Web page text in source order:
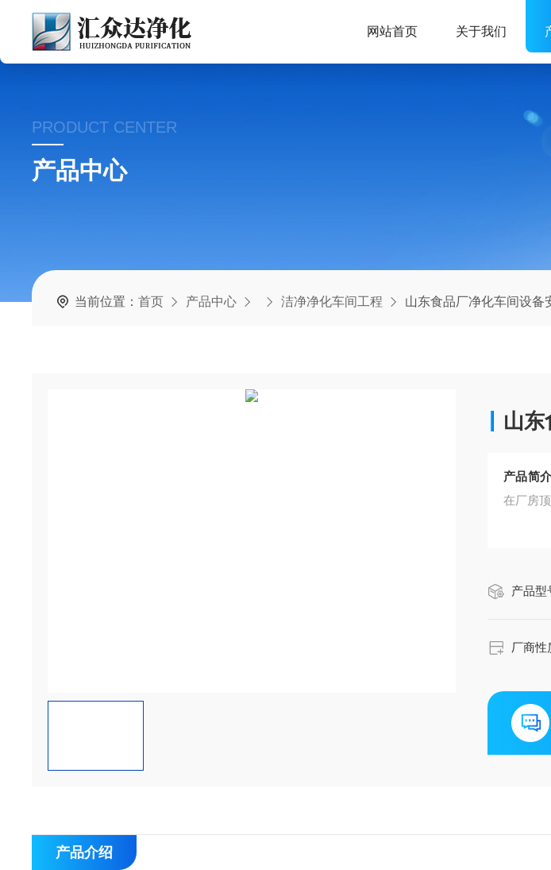
网站首页 关于我们
PRODUCT CENTER
产品中心
当前位置：首页 产品中心 洁净净化车间工程 山东食品厂净化车间设备
山
产品简介
在厂房
产品型
厂商性
产品介绍